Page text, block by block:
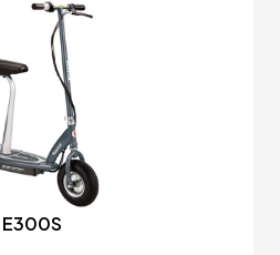
E300S